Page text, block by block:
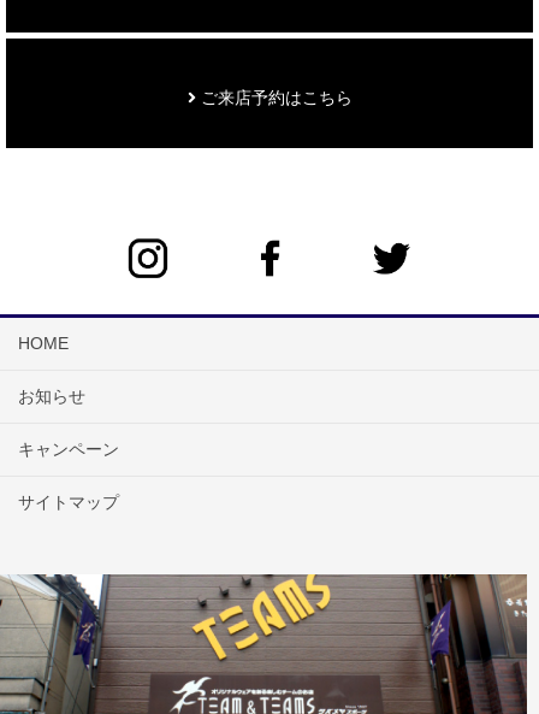
ご来店予約はこちら
HOME
お知らせ
キャンペーン
サイトマップ